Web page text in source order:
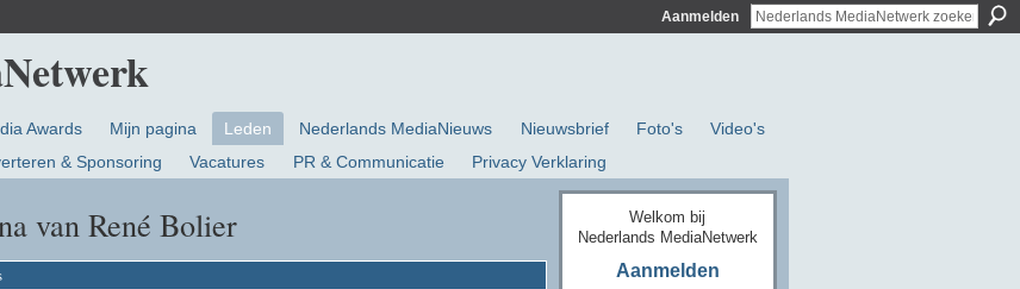
Aanmelden
Awards Mijn pagina Leden Nederlands MediaNieuws Nieuwsbrief Foto's
Video's
& Sponsoring Vacatures PR & Communicatie Privacy Verklaring
van René Bolier
Welkom bij
Nederlands MediaNetwerk
Aanmelden